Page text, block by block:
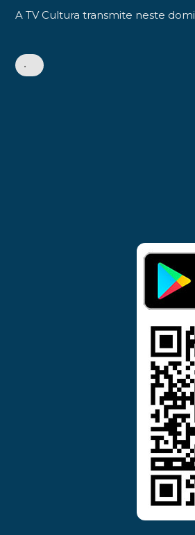
A TV Cultura transmite neste
•